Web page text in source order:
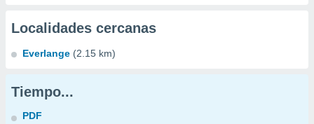
Localidades cercanas
Everlange (2.15 km)
Tiempo...
PDF